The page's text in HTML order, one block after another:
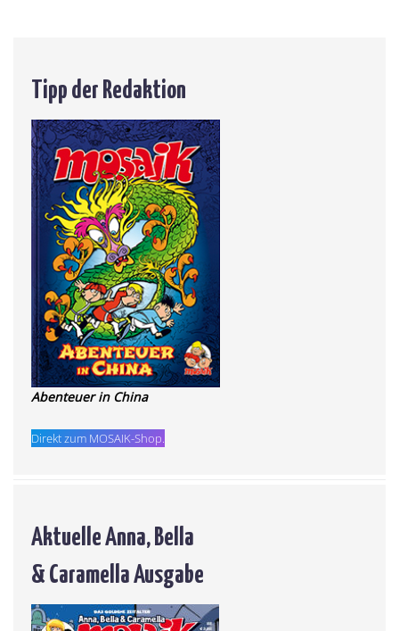
Tipp der Redaktion
Abenteuer in China
Direkt zum MOSAIK-Shop.
Aktuelle Anna, Bella
& Caramella Ausgabe